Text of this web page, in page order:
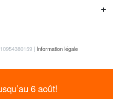
| Information légale
6 août!